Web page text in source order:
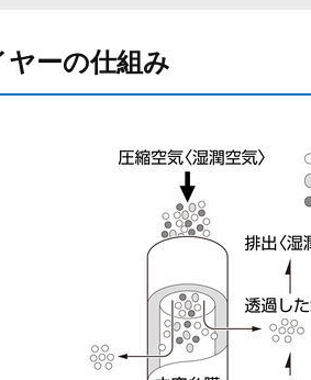
ーの仕組み